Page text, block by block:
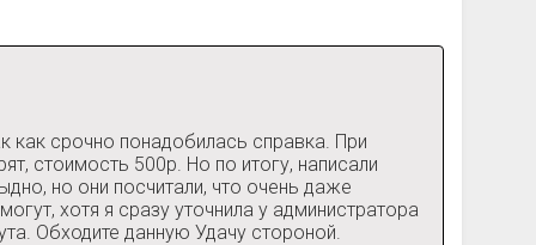
как срочно понадобилась справка. При
стоимость 500р. Но по итогу, написали
но они посчитали, что очень даже
хотя я сразу уточнила у администратора
Обходите данную Удачу стороной.